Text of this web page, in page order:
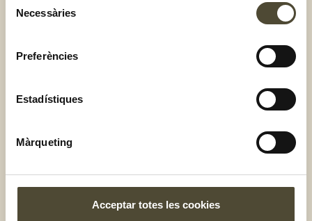
Necessàries
Preferències
Estadístiques
Màrqueting
Acceptar totes les cookies